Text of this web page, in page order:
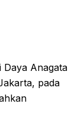
Daya Anagata
pada